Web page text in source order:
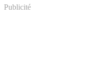
Publicité